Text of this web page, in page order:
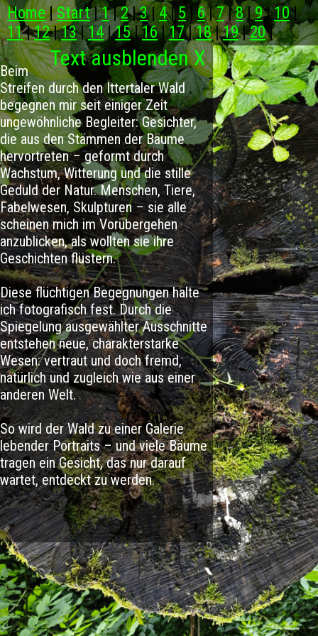
Home|Start|1|2|3|4| 5|6|7|8|9|10|
11|12|13|14 |15|16|17|18|19|20|
Text ausblenden X
Beim
Streifen durch den Ittertaler Wald
begegnen mir seit einiger Zeit
ungewöhnliche Begleiter: Gesichter,
die aus den Stämmen der Bäume
hervortreten – geformt durch
Wachstum, Witterung und die stille
Geduld der Natur. Menschen, Tiere,
Fabelwesen, Skulpturen – sie alle
scheinen mich im Vorübergehen
anzublicken, als wollten sie ihre
Geschichten flüstern.
Diese flüchtigen Begegnungen halte
ich fotografisch fest. Durch die
Spiegelung ausgewählter Ausschnitte
entstehen neue, charakterstarke
Wesen: vertraut und doch fremd,
natürlich und zugleich wie aus einer
anderen Welt.
So wird der Wald zu einer Galerie
lebender Portraits – und viele Bäume
tragen ein Gesicht, das nur darauf
wartet, entdeckt zu werden.